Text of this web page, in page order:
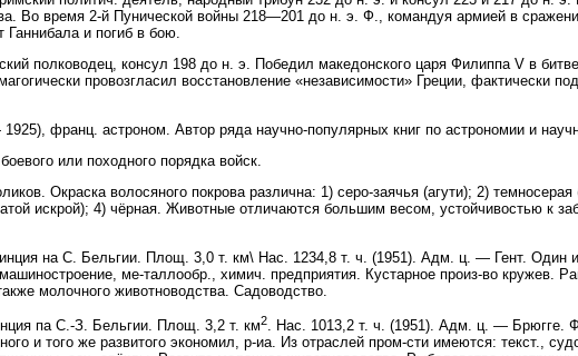
Во время 2-й Пунической войны 218—201 до н. э. Ф., командуя армией в
Ганнибала и погиб в бою.
полководец, консул 198 до н. э. Победил македонского царя Филиппа V в
провозгласил восстановление «независимости» Греции, фактически
франц. астроном. Автор ряда научно-популярных книг по астрономии и
или походного порядка войск.
Окраска волосяного покрова различна: 1) серо-заячья (агути); 2) темносерая
искрой); 4) чёрная. Животные отличаются большим весом, устойчивостью к
на С. Бельгии. Площ. 3,0 т. км\ Нас. 1234,8 т. ч. (1951). Адм. ц. — Гент. Один
ме-таллообр., химич. предприятия. Кустарное произ-во кружев.
молочного животноводства. Садоводство.
па С.-З. Бельгии. Площ. 3,2 т. км2. Нас. 1013,2 т. ч. (1951). Адм. ц. — Брюгге.
и того же развитого экономил, р-иа. Из отраслей пром-сти имеются: текст.,